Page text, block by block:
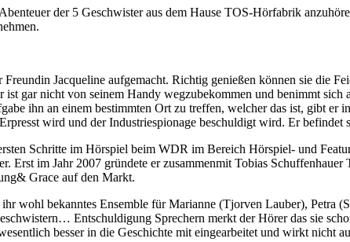
der 5 Geschwister aus dem Hause TOS-Hörfabrik
Jacqueline aufgemacht. Richtig genießen können sie die
gar nicht von seinem Handy wegzubekommen und benimmt
ihn an einem bestimmten Ort zu treffen, welcher das ist, gibt er
wird und der Industriespionage beschuldigt wird. Er befindet
Schritte im Hörspiel beim WDR im Bereich Hörspiel- und
Erst im Jahr 2007 gründete er zusammenmit Tobias
Grace auf den Markt.
wohl bekanntes Ensemble für Marianne (Tjorven Lauber), Petra
Entschuldigung Sprechern merkt der Hörer das sie
besser in die Geschichte mit eingearbeitet und wirkt nicht